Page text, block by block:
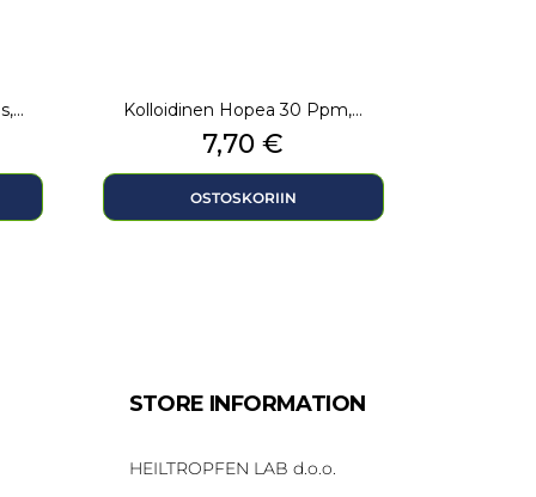
Kolloidinen Hopea 30 Ppm,...
Hinta
7,70 €
OSTOSKORIIN
STORE INFORMATION
HEILTROPFEN LAB d.o.o.